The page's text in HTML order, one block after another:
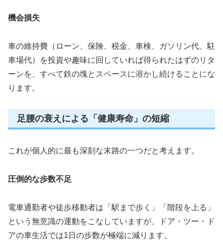
機会損失
車の維持費（ローン、保険、税金、車検、ガソリン代、駐
車場代）を投資や趣味に回していれば得られたはずのリタ
ーンを、すべて鉄の塊とスペースに溶かし続けることにな
ります。
足腰の衰えによる「健康寿命」の短縮
これが個人的に最も深刻な末路の一つだと考えます。
圧倒的な歩数不足
電車通勤者や徒歩移動者は「駅まで歩く」「階段を上る」
という無意識の運動をこなしていますが、ドア・ツー・ド
アの車生活では1日の歩数が極端に減ります。